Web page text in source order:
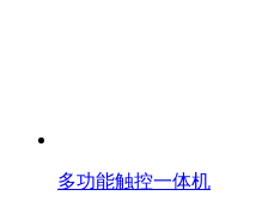
多功能触控一体机